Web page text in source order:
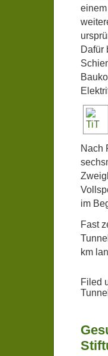
Dafür
Nach
im
Fast
km
Filed